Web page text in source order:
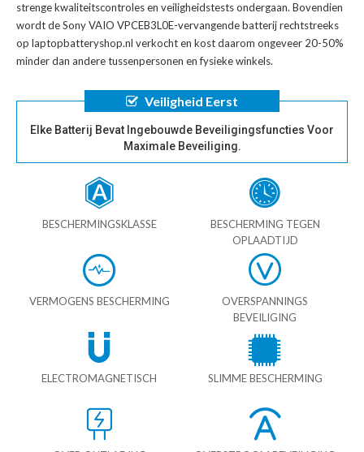
strenge kwaliteitscontroles en veiligheidstests ondergaan. Bovendien
wordt deSony VAIO VPCEB3L0E-vervangende batterijrechtstreeks
op laptopbatteryshop.nl verkocht en kost daarom ongeveer 20-50%
minder dan andere tussenpersonen en fysieke winkels.
Veiligheid Eerst
Elke Batterij Bevat Ingebouwde Beveiligingsfuncties Voor
Maximale Beveiliging.
BESCHERMINGSKLASSE
BESCHERMING TEGEN
OPLAADTIJD
VERMOGENS BESCHERMING
OVERSPANNINGS
BEVEILIGING
ELECTROMAGNETISCH SLIMME BESCHERMING